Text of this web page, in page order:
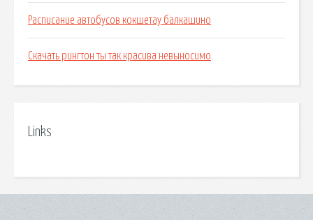
Расписание автобусов кокшетау балкашино
Скачать рингтон ты так красива невыносимо
Links